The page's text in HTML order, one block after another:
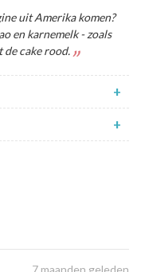
+
+
uit Amerika komen?
en karnemelk - zoals
cake rood.